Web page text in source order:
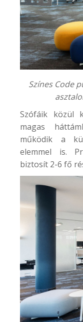
Színes Code
Szófáik közül
magas
működik a
elemmel is.
biztosít 2-6 fő